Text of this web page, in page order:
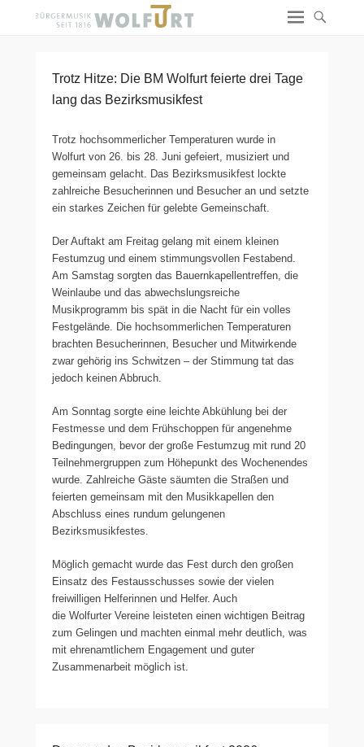
Trotz Hitze: Die BM Wolfurt feierte drei Tage
lang das Bezirksmusikfest
Trotz hochsommerlicher Temperaturen wurde in
Wolfurt von 26. bis 28. Juni gefeiert, musiziert und
gemeinsam gelacht. Das Bezirksmusikfest lockte
zahlreiche Besucherinnen und Besucher an und setzte
ein starkes Zeichen für gelebte Gemeinschaft.
Der Auftakt am Freitag gelang mit einem kleinen
Festumzug und einem stimmungsvollen Festabend.
Am Samstag sorgten das Bauernkapellentreffen, die
Weinlaube und das abwechslungsreiche
Musikprogramm bis spät in die Nacht für ein volles
Festgelände. Die hochsommerlichen Temperaturen
brachten Besucherinnen, Besucher und Mitwirkende
zwar gehörig ins Schwitzen – der Stimmung tat das
jedoch keinen Abbruch.
Am Sonntag sorgte eine leichte Abkühlung bei der
Festmesse und dem Frühschoppen für angenehme
Bedingungen, bevor der große Festumzug mit rund 20
Teilnehmergruppen zum Höhepunkt des Wochenendes
wurde. Zahlreiche Gäste säumten die Straßen und
feierten gemeinsam mit den Musikkapellen den
Abschluss eines rundum gelungenen
Bezirksmusikfestes.
Möglich gemacht wurde das Fest durch den großen
Einsatz des Festausschusses sowie der vielen
freiwilligen Helferinnen und Helfer. Auch
die Wolfurter Vereine leisteten einen wichtigen Beitrag
zum Gelingen und machten einmal mehr deutlich, was
mit ehrenamtlichem Engagement und guter
Zusammenarbeit möglich ist.